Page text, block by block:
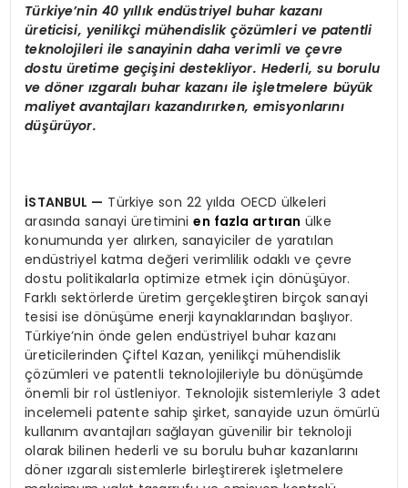
Türkiye’nin 40 yıllık endüstriyel buhar kazanı
üreticisi, yenilikçi mühendislik çözümleri ve patentli
teknolojileri ile sanayinin daha verimli ve çevre
dostu üretime geçişini destekliyor. Hederli, su borulu
ve döner ızgaralı buhar kazanı ile işletmelere büyük
maliyet avantajları kazandırırken, emisyonlarını
düşürüyor.
İSTANBUL — Türkiye son 22 yılda OECD ülkeleri
arasında sanayi üretiminien fazla artıran ülke
konumunda yer alırken, sanayiciler de yaratılan
endüstriyel katma değeri verimlilik odaklı ve çevre
dostu politikalarla optimize etmek için dönüşüyor.
Farklı sektörlerde üretim gerçekleştiren birçok sanayi
tesisi ise dönüşüme enerji kaynaklarından başlıyor.
Türkiye’nin önde gelen endüstriyel buhar kazanı
üreticilerinden Çiftel Kazan, yenilikçi mühendislik
çözümleri ve patentli teknolojileriyle bu dönüşümde
önemli bir rol üstleniyor. Teknolojik sistemleriyle 3 adet
incelemeli patente sahip şirket, sanayide uzun ömürlü
kullanım avantajları sağlayan güvenilir bir teknoloji
olarak bilinen hederli ve su borulu buhar kazanlarını
döner ızgaralı sistemlerle birleştirerek işletmelere